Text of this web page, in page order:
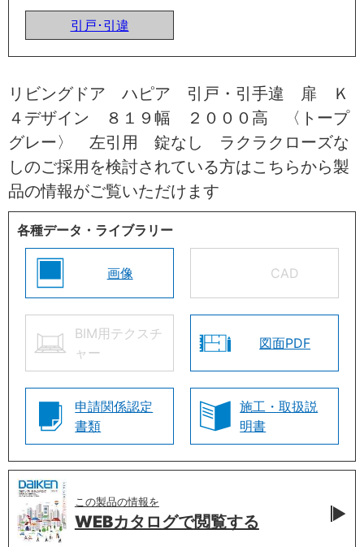
引戸･引違
リビングドア ハピア 引戸・引手違 扉 Ｋ
４デザイン ８１９幅 ２０００高 〈トープ
グレー〉 左引用 錠なし ラクラクローズな
しのご採用を検討されている方はこちらから製
品の情報がご覧いただけます
各種データ・ライブラリー
画像 CAD
BIM用テクスチ
ャー
図面PDF
申請関係認定
書類
施工・取扱説
明書
この製品の情報を
WEBカタログで閲覧する